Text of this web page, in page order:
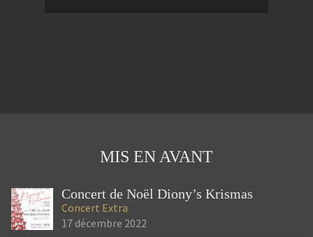
MIS EN AVANT
Concert de Noël Diony’s Krismas
Concert Extra
17 décembre 2022